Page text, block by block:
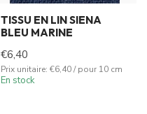
TISSU EN LIN SIENA
BLEU MARINE
€6,40
Prix unitaire: €6,40 / pour 10 cm
En stock